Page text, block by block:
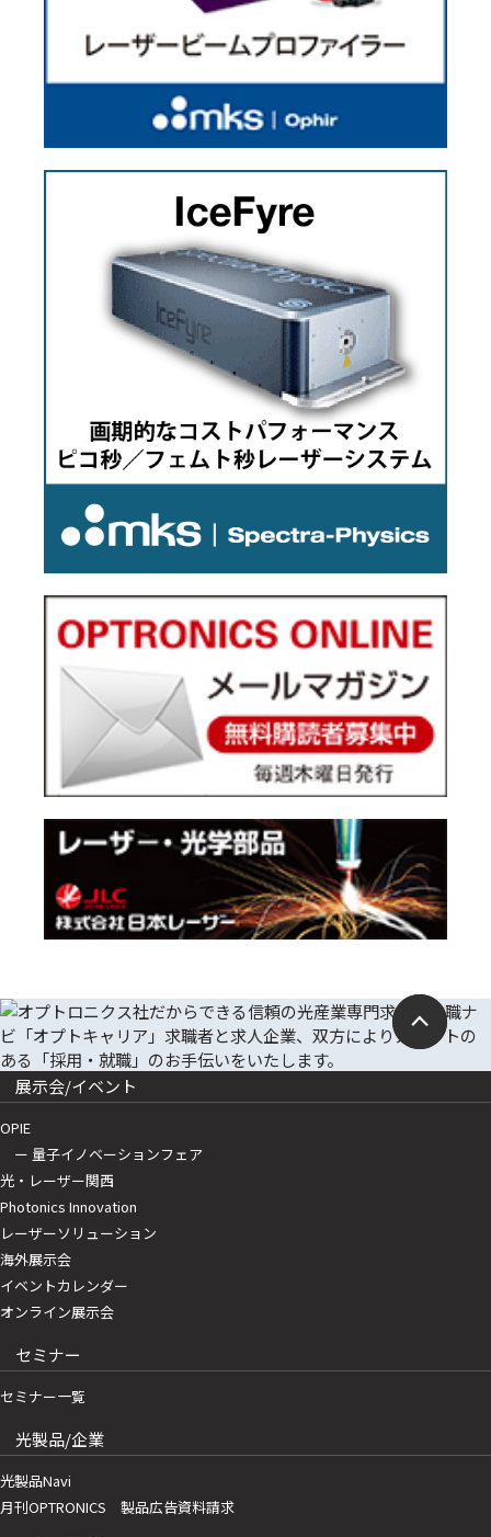
展示会/イベント
OPIE
ー 量子イノベーションフェア
光・レーザー関西
Photonics Innovation
レーザーソリューション
海外展示会
イベントカレンダー
オンライン展示会
セミナー
セミナー一覧
光製品/企業
光製品Navi
月刊OPTRONICS 製品広告資料請求